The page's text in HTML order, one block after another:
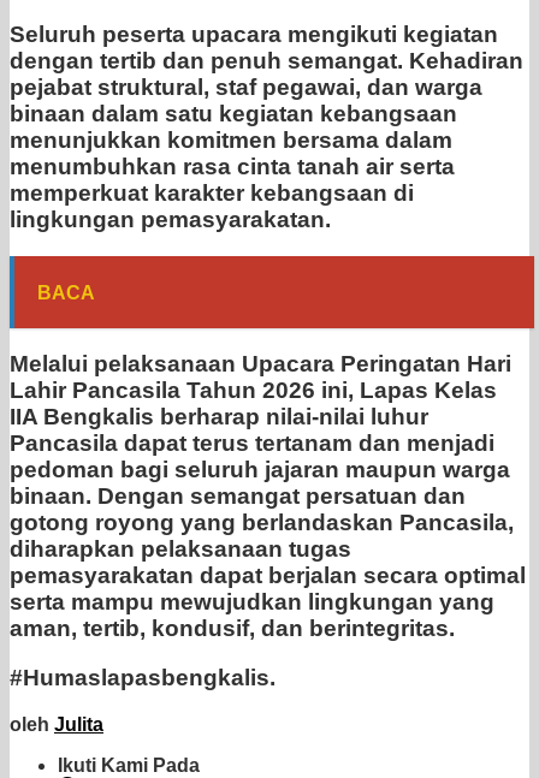
Seluruh peserta upacara mengikuti kegiatan
dengan tertib dan penuh semangat. Kehadiran
pejabat struktural, staf pegawai, dan warga
binaan dalam satu kegiatan kebangsaan
menunjukkan komitmen bersama dalam
menumbuhkan rasa cinta tanah air serta
memperkuat karakter kebangsaan di
lingkungan pemasyarakatan.
BACA
Melalui pelaksanaan Upacara Peringatan Hari
Lahir Pancasila Tahun 2026 ini, Lapas Kelas
IIA Bengkalis berharap nilai-nilai luhur
Pancasila dapat terus tertanam dan menjadi
pedoman bagi seluruh jajaran maupun warga
binaan. Dengan semangat persatuan dan
gotong royong yang berlandaskan Pancasila,
diharapkan pelaksanaan tugas
pemasyarakatan dapat berjalan secara optimal
serta mampu mewujudkan lingkungan yang
aman, tertib, kondusif, dan berintegritas.
#Humaslapasbengkalis.
oleh Julita
Ikuti Kami Pada